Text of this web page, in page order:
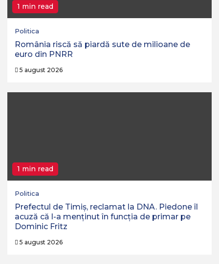
1 min read
Politica
România riscă să piardă sute de milioane de
euro din PNRR
5 august 2026
1 min read
Politica
Prefectul de Timiș, reclamat la DNA. Piedone îl
acuză că l-a menținut în funcția de primar pe
Dominic Fritz
5 august 2026